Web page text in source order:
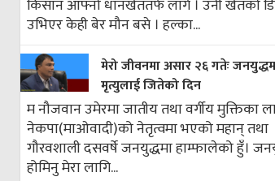
किसान आफ्नो धानखेततर्फ लागे । उनी खेतको
उभिएर केही बेर मौन बसे । हल्का...
मेरो जीवनमा असार २६ गतेः
मृत्युलाई जितेको दिन
म नौजवान उमेरमा जातीय तथा वर्गीय मुक्तिका
नेकपा(माओवादी)को नेतृत्वमा भएको महान् तथा
गौरवशाली दसवर्षे जनयुद्धमा हाम्फालेको हुँ।
होमिनु मेरा लागि...